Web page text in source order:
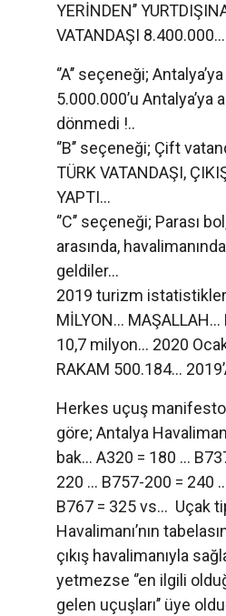
YERİNDEN’’
VATANDAŞI 8.400.000...
‘’A’’ seçeneği;
5.000.000’u Antalya’ya
dönmedi !..
‘’B’’ seçeneği; Çift
TÜRK VATANDAŞI,
YAPTI...
‘’C’’ seçeneği; Parası
arasında,
geldiler...
2019 turizm
MİLYON...
10,7 milyon... 2020
RAKAM 500.184...
Herkes uçuş
göre; Antalya
bak... A320 = 180 ...
220 ... B757-200 = 240
B767 = 325 vs... Uçak
Havalimanı’nın
çıkış havalimanıyla
yetmezse ‘’en ilgili
gelen uçuşları’’ üye